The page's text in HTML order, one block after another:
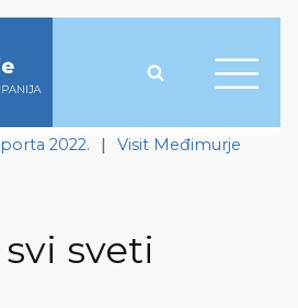
2022. | Visit Međimurje
svi sveti